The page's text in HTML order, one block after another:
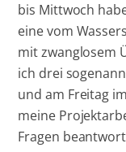
bis Mittwoch
eine vom
mit zwanglosem
ich drei
und am Freitag
meine
Fragen